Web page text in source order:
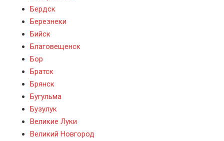
Бердск
Березнеки
Бийск
Благовещенск
Бор
Братск
Брянск
Бугульма
Бузулук
Великие Луки
Великий Новгород